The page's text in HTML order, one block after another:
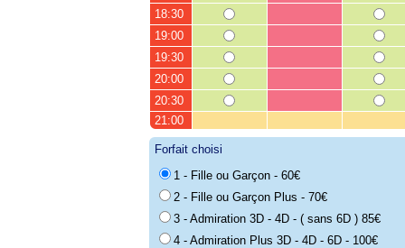
18:30
19:00
19:30
20:00
20:30
21:00
Forfait choisi
1 - Fille ou Garçon - 60€
2 - Fille ou Garçon Plus - 70€
3 - Admiration 3D - 4D - ( sans 6D ) 85€
4 - Admiration Plus 3D - 4D - 6D - 100€